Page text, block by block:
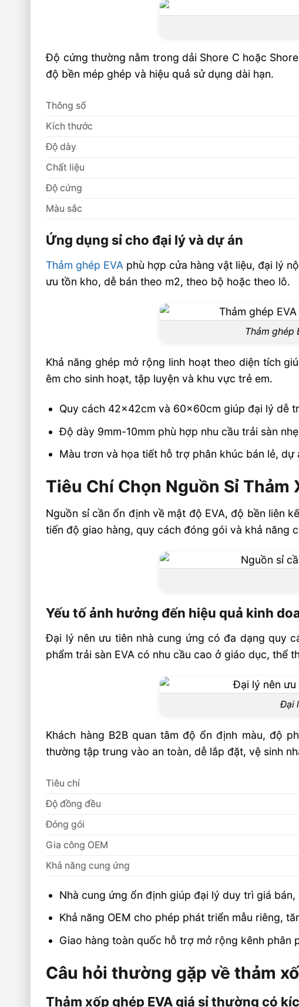
Video: Thảm Xốp Ghép EVA Giá Sỉ Cho Đại Lý
🏭 Sản xuất và phân phối toàn quốc
Độ cứng thường nằm trong dải Shore C hoặc
độ bền mép ghép và hiệu quả sử dụng dài hạn.
Thông số
Kích thước
Độ dày
Chất liệu
Độ cứng
Màu sắc
Ứng dụng sỉ cho đại lý và dự án
Thảm ghép EVA phù hợp cửa hàng vật liệu, đại lý
ưu tồn kho, dễ bán theo m2, theo bộ hoặc theo lô.
Thảm ghép
Khả năng ghép mở rộng linh hoạt theo diện tích
êm cho sinh hoạt, tập luyện và khu vực trẻ em.
Quy cách 42x42cm và 60x60cm giúp đại lý dễ
Độ dày 9mm-10mm phù hợp nhu cầu trải sàn
Màu trơn và họa tiết hỗ trợ phân khúc bán lẻ,
Tiêu Chí Chọn Nguồn Sỉ Thảm
Nguồn sỉ cần ổn định về mật độ EVA, độ bền liên
tiến độ giao hàng, quy cách đóng gói và khả năng
Yếu tố ảnh hưởng đến hiệu quả kinh
Đại lý nên ưu tiên nhà cung ứng có đa dạng quy
phẩm trải sàn EVA có nhu cầu cao ở giáo dục, thể
Đại
Khách hàng B2B quan tâm độ ổn định màu, độ
thường tập trung vào an toàn, dễ lắp đặt, vệ sinh
Tiêu chí
Độ đồng đều
Đóng gói
Gia công OEM
Khả năng cung ứng
Nhà cung ứng ổn định giúp đại lý duy trì giá
Khả năng OEM cho phép phát triển mẫu riêng,
Giao hàng toàn quốc hỗ trợ mở rộng kênh phân
Câu hỏi thường gặp về thảm
Thảm xốp ghép EVA giá sỉ thường có